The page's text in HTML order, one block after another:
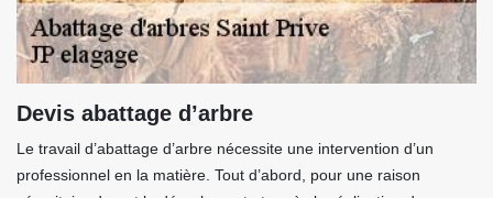
Devis abattage d’arbre
Le travail d’abattage d’arbre nécessite une intervention d’un
professionnel en la matière. Tout d’abord, pour une raison